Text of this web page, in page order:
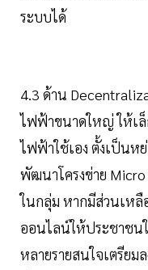
ระบบได้
4.3 ด้าน
ไฟฟ้าขนาดใหญ่ ให้เล็
ไฟฟ้าใช้เอง ตั้งเป็นห
พัฒนาโครงข่าย
ในกลุ่ม หากมีส่วนเหลื
ออนไลน์ให้ประชาชน
หลายรายสนใจเตรียม